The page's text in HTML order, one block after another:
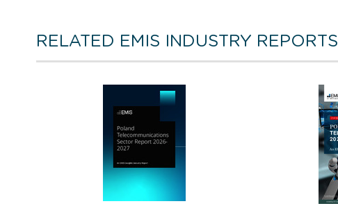
RELATED EMIS INDUSTRY REPORTS